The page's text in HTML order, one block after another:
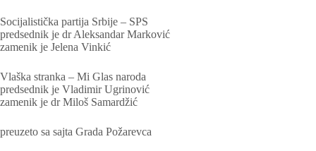
Socijalistička partija Srbije – SPS
predsednik je dr Aleksandar Marković
zamenik je Jelena Vinkić
Vlaška stranka – Mi Glas naroda
predsednik je Vladimir Ugrinović
zamenik je dr Miloš Samardžić
preuzeto sa sajta Grada Požarevca